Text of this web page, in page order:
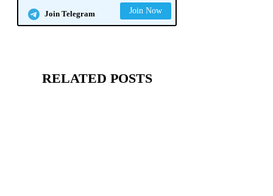
Join Telegram Join Now
RELATED POSTS